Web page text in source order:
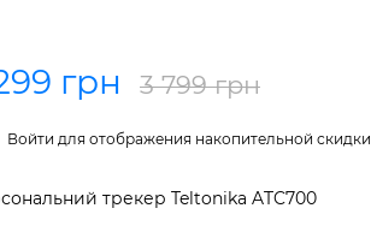
грн 3 799 грн
Войти для отображения накопительной скидки
трекер Teltonika ATC700